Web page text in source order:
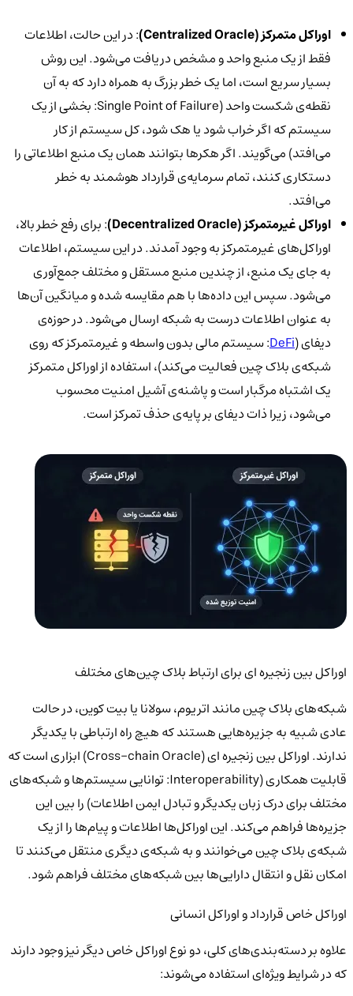
اوراکل متمرکز (Centralized Oracle) : در این حالت، اطلاعات
فقط از یک منبع واحد و مشخص دریافت می‌شود. این روش
بسیار سریع است، اما یک خطر بزرگ به همراه دارد که به آن
نقطه‌ی شکست واحد (Single Point of Failure: بخشی از یک
سیستم که اگر خراب شود یا هک شود، کل سیستم از کار
می‌افتد) می‌گویند. اگر هکرها بتوانند همان یک منبع اطلاعاتی را
دستکاری کنند، تمام سرمایه‌ی قرارداد هوشمند به خطر
می‌افتد.
اوراکل غیرمتمرکز (Decentralized Oracle) : برای رفع خطر بالا،
اوراکل‌های غیرمتمرکز به وجود آمدند. در این سیستم، اطلاعات
به جای یک منبع، از چندین منبع مستقل و مختلف جمع‌آوری
می‌شود. سپس این داده‌ها با هم مقایسه شده و میانگین آن‌ها
به عنوان اطلاعات درست به شبکه ارسال می‌شود. در حوزه‌ی
دیفای (DeFi: سیستم مالی بدون واسطه و غیرمتمرکز که روی
شبکه‌ی بلاک چین فعالیت می‌کند)، استفاده از اوراکل متمرکز
یک اشتباه مرگبار است و پاشنه‌ی آشیل امنیت محسوب
می‌شود، زیرا ذات دیفای بر پایه‌ی حذف تمرکز است.
اوراکل بین زنجیره ای برای ارتباط بلاک چین‌های مختلف
شبکه‌های بلاک چین مانند اتریوم، سولانا یا بیت کوین، در حالت
عادی شبیه به جزیره‌هایی هستند که هیچ راه ارتباطی با یکدیگر
ندارند. اوراکل بین زنجیره ای (Cross-chain Oracle) ابزاری است که
قابلیت همکاری (Interoperability: توانایی سیستم‌ها و شبکه‌های
مختلف برای درک زبان یکدیگر و تبادل ایمن اطلاعات) را بین این
جزیره‌ها فراهم می‌کند. این اوراکل‌ها اطلاعات و پیام‌ها را از یک
شبکه‌ی بلاک چین می‌خوانند و به شبکه‌ی دیگری منتقل می‌کنند تا
امکان نقل و انتقال دارایی‌ها بین شبکه‌های مختلف فراهم شود.
اوراکل خاص قرارداد و اوراکل انسانی
علاوه بر دسته‌بندی‌های کلی، دو نوع اوراکل خاص دیگر نیز وجود دارند
که در شرایط ویژه‌ای استفاده می‌شوند: